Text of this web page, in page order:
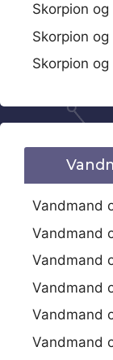
Skorpion og
Skorpion og
Skorpion
Vandmand
Vandmand
Vandmand
Vandmand
Vandmand
Vandmand